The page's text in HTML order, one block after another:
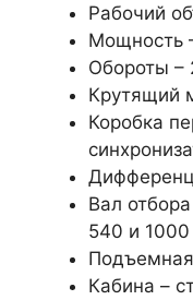
Рабочий
Мощность
Обороты –
Крутящий
Коробка
Вал
540 и
Подъемная
Кабина –